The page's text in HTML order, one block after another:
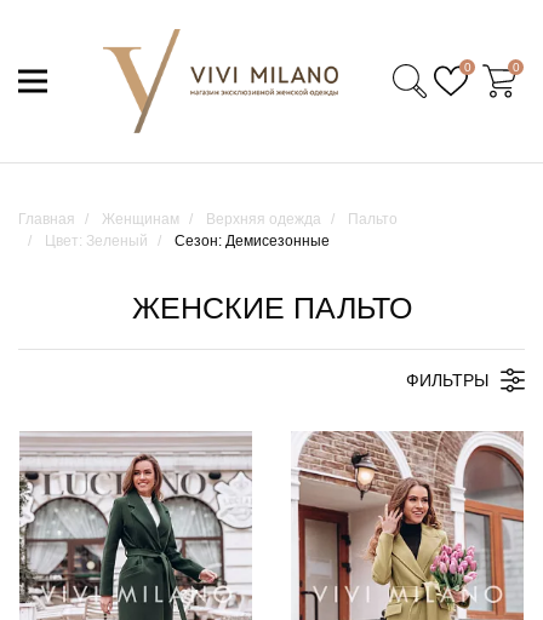
0 0
Главная Женщинам Верхняя одежда
Пальто
Цвет: Зеленый
Сезон: Демисезонные
ЖЕНСКИЕ ПАЛЬТО
ФИЛЬТРЫ